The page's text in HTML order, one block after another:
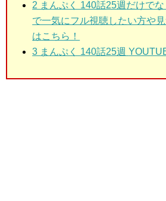
2 まんぷく 140話25週 だけで
で一気にフル視聴したい方や
はこちら！
3 まんぷく 140話25週